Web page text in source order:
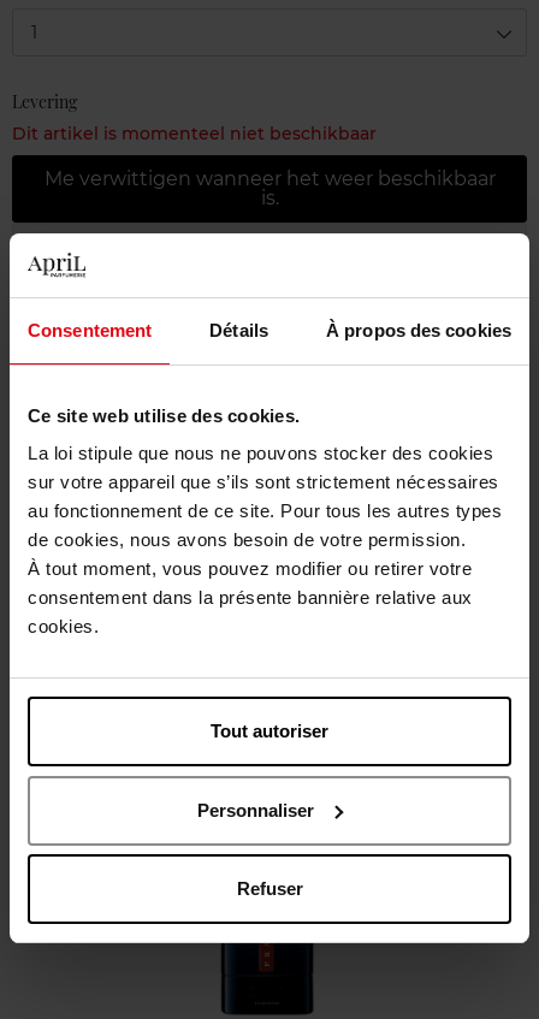
Consentement Détails À propos des cookies
Ce site web utilise des cookies.
La loi stipule que nous ne pouvons stocker des cookies
sur votre appareil que s’ils sont strictement nécessaires
au fonctionnement de ce site. Pour tous les autres types
de cookies, nous avons besoin de votre permission.
À tout moment, vous pouvez modifier ou retirer votre
consentement dans la présente bannière relative aux
cookies.
Tout autoriser
Personnaliser
Refuser
1
Levering
Dit artikel is momenteel niet beschikbaar
Me verwittigen wanneer het weer beschikbaar
is.
Gratis levering bij aankoop van min. 55€
Beschrijving
Gebruiksadvies
Beleid inzake klantbeoordelingen
Nog iets vergeten ?